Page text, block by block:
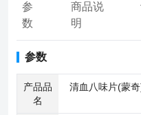
参
数
商品说
明
参数
产品品
名
清血八味片(蒙